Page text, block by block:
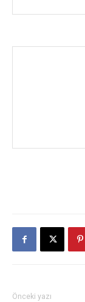
Önceki yazı